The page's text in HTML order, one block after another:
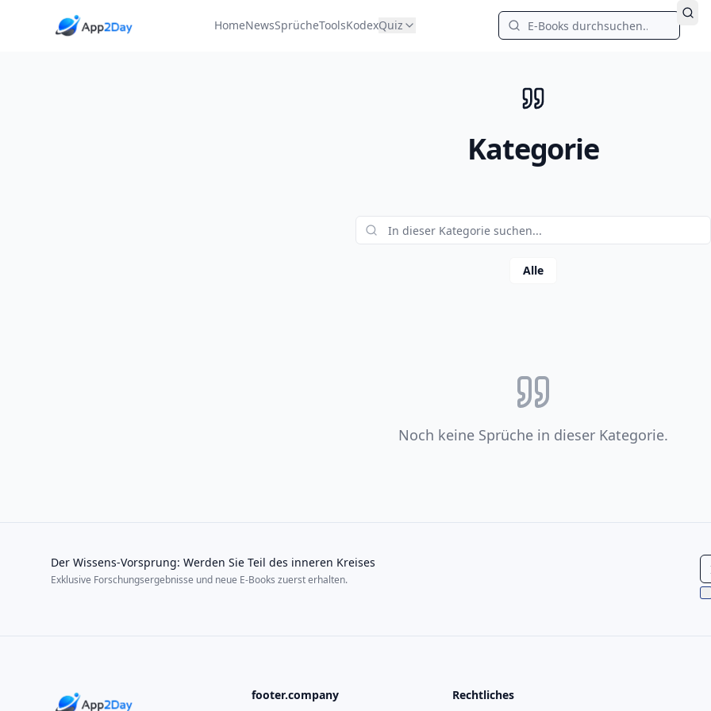
HomeNewsSprücheToolsKodexQuiz
Alle Sprüche
Kategorie
Alle
Noch keine Sprüche in dieser Kategorie.
Der Wissens-Vorsprung: Werden Sie Teil des inneren Kreises
Exklusive Forschungsergebnisse und neue E-Books zuerst erhalten.
footer.company Rechtliches